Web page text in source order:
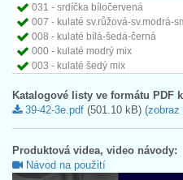
031 - srdíčka bíločervená
007 - kulaté sv.růžová-sv.modrá-
008 - kulaté bílá-šedá-černá
000 - kulaté modrý mix
003 - kulaté šedý mix
Katalogové listy ve formátu PDF
39-42-3e.pdf (501.10 kB) (zobraz
Produktová videa, video návody:
Návod na použití